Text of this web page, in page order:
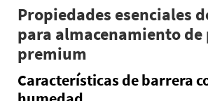
Propiedades esenciales
para almacenamiento de
premium
Características de barrera